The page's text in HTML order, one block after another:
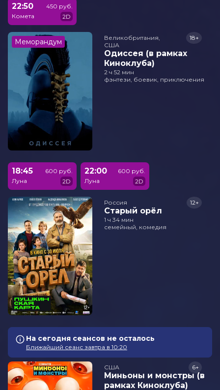
22:50
Комета
450 руб.
2D
Меморандум
Великобритания,
США
Одиссея (в рамках
Киноклуба)
18+
2 ч 52 мин
фэнтези, боевик, приключения
18:45
Луна
600 руб.
2D
22:00
Луна
600 руб.
2D
Россия
Старый орёл
12+
1 ч 34 мин
семейный, комедия
На сегодня сеансов не осталось
Ближайший сеанс завтра в 10:20
США
Миньоны и монстры (в
рамках Киноклуба)
6+